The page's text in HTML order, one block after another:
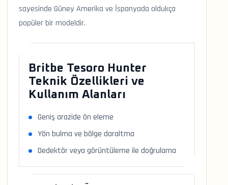
sayesinde Güney Amerika ve İspanyada oldukça
popüler bir modeldir.
Britbe Tesoro Hunter
Teknik Özellikleri ve
Kullanım Alanları
Geniş arazide ön eleme
Yön bulma ve bölge daraltma
Dedektör veya görüntüleme ile doğrulama